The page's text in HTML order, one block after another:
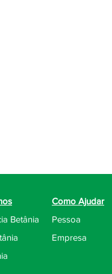
Betânia
Como Ajudar
Pessoa
Empresa